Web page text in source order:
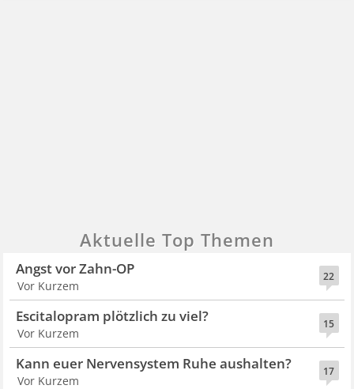
Aktuelle Top Themen
22
Angst vor Zahn-OP
Vor Kurzem
15
Escitalopram plötzlich zu viel?
Vor Kurzem
17
Kann euer Nervensystem Ruhe aushalten?
Vor Kurzem